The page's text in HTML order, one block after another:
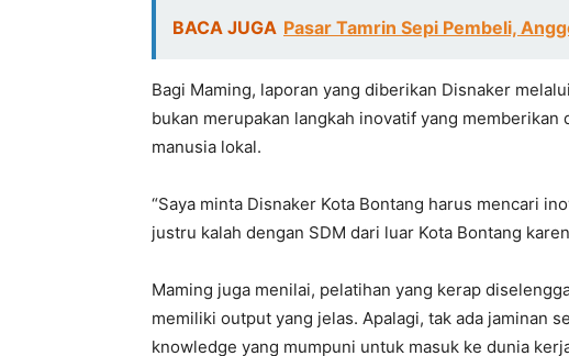
BACA JUGA Pasar Tamrin Sepi Pembeli,
Bagi Maming, laporan yang diberikan Disnaker melalui
bukan merupakan langkah inovatif yang memberikan
manusia lokal.
“Saya minta Disnaker Kota Bontang harus mencari
justru kalah dengan SDM dari luar Kota Bontang
Maming juga menilai, pelatihan yang kerap
memiliki output yang jelas. Apalagi, tak ada jaminan
knowledge yang mumpuni untuk masuk ke dunia